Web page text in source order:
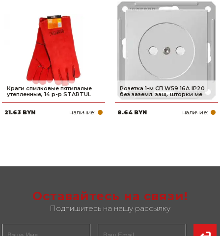
Краги спилковые пятипалые
утепленные, 14 р-р STARTUL
21.63 BYN наличие:
Розетка 1-м СП W59 16А IP20
без заземл. защ. шторки ме
8.64 BYN наличие:
Оставайтесь на связи!
Подпишитесь на нашу рассылку